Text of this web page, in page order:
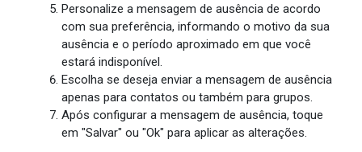
Personalize a mensagem de ausência de acordo
com sua preferência, informando o motivo da sua
ausência e o período aproximado em que você
estará indisponível.
Escolha se deseja enviar a mensagem de ausência
apenas para contatos ou também para grupos.
Após configurar a mensagem de ausência, toque
em "Salvar" ou "Ok" para aplicar as alterações.